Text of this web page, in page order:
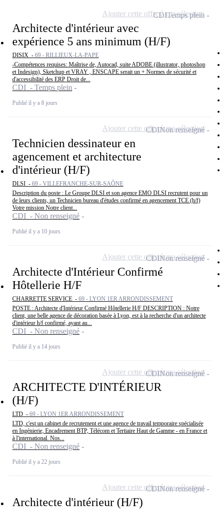
Architecte d'intérieur avec
expérience 5 ans minimum (H/F)
DISIX - 69 - RILLIEUX-LA-PAPE
-Compétences requises: Maîtrise de, Autocad, suite ADOBE (illustrator, photoshop
et Indesign), Sketchup et VRAY , ENSCAPE serait un + Normes de sécurité et
d'accessibilité des ERP Droit de...
CDI - Temps plein
Publié il y a 8 jours
CDITemps plein
Ajouter cette offre à ma sélection
Technicien dessinateur en
agencement et architecture
d'intérieur (H/F)
DLSI - 69 - VILLEFRANCHE-SUR-SAÔNE
Description du poste : Le Groupe DLSI et son agence EMO DLSI recrutent pour un
de leurs clients, un Technicien bureau d'études confirmé en agencement TCE (h/f)
Votre mission Notre client...
CDI - Non renseigné
Publié il y a 10 jours
CDINon renseigné
Ajouter cette offre à ma sélection
Architecte d'Intérieur Confirmé
Hôtellerie H/F
CHARRETTE SERVICE - 69 - LYON 1ER ARRONDISSEMENT
POSTE : Architecte d'Intérieur Confirmé Hôtellerie H/F DESCRIPTION : Notre
client, une belle agence de décoration basée à Lyon, est à la recherche d'un architecte
d'intérieur h/f confirmé, ayant au...
CDI - Non renseigné
Publié il y a 14 jours
CDINon renseigné
Ajouter cette offre à ma sélection
ARCHITECTE D'INTÉRIEUR
(H/F)
LTD - 69 - LYON 1ER ARRONDISSEMENT
LTD, c'est un cabinet de recrutement et une agence de travail temporaire spécialisée
en Ingénierie, Encadrement BTP, Télécom et Tertiaire Haut de Gamme - en France et
à l'international. Nos...
CDI - Non renseigné
Publié il y a 22 jours
CDINon renseigné
Ajouter cette offre à ma sélection
Architecte d'intérieur (H/F)
CDINon renseigné
Ajouter cette offre à ma sélection